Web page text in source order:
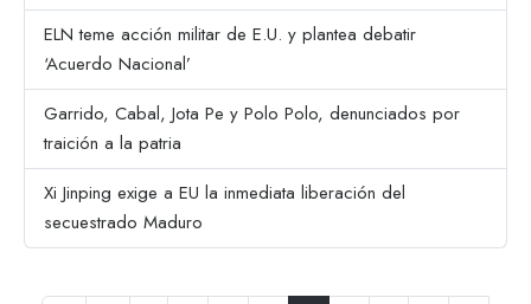
ELN teme acción militar de E.U. y plantea debatir
‘Acuerdo Nacional’
Garrido, Cabal, Jota Pe y Polo Polo, denunciados por
traición a la patria
Xi Jinping exige a EU la inmediata liberación del
secuestrado Maduro